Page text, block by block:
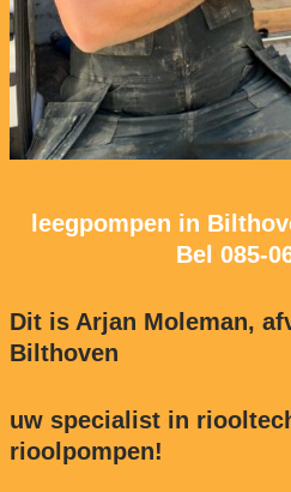
leegpompen in
Bel 085-
Dit is Arjan Moleman,
Bilthoven
uw specialist in
rioolpompen!